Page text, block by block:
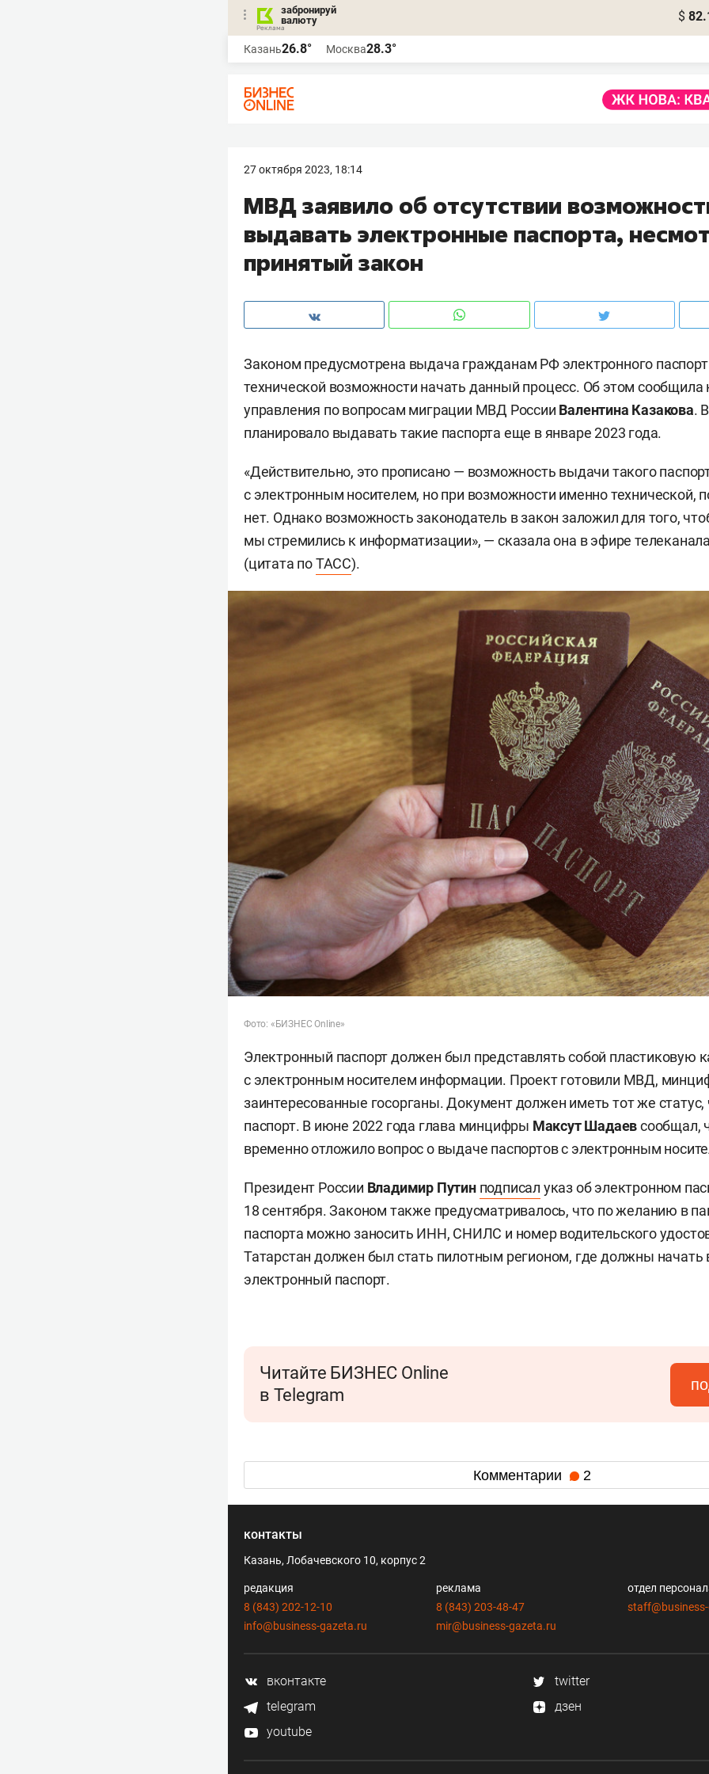
забронируй
валюту
$
Казань26.8° Москва28.3°
27 октября 2023, 18:14
МВД заявило об отсутствии
выдавать электронные паспорта,
принятый закон
Законом предусмотрена выдача гражданам РФ электронного
технической возможности начать данный процесс. Об этом сообщила
управления по вопросам миграции МВД России Валентина Казакова.
планировало выдавать такие паспорта еще в январе 2023 года.
«Действительно, это прописано — возможность выдачи такого
с электронным носителем, но при возможности именно технической,
нет. Однако возможность законодатель в закон заложил для того,
мы стремились к информатизации», — сказала она в эфире
(цитата поТАСС).
Фото: «БИЗНЕС Online»
Электронный паспорт должен был представлять собой пластиковую
с электронным носителем информации. Проект готовили МВД,
заинтересованные госорганы. Документ должен иметь тот же
паспорт. В июне 2022 года глава минцифры Максут Шадаевсообщал,
временно отложило вопрос о выдаче паспортов с электронным
Президент России Владимир Путин подписал указ об электронном
18 сентября. Законом также предусматривалось, что по желанию в
паспорта можно заносить ИНН, СНИЛС и номер водительского
Татарстан должен был стать пилотным регионом, где должны начать
электронный паспорт.
Читайте БИЗНЕС Online
в Telegram
Комментарии 2
контакты
Казань, Лобачевского 10, корпус 2
редакция
8 (843) 202-12-10
info@business-gazeta.ru
реклама
8 (843) 203-48-47
mir@business-gazeta.ru
отдел
вконтакте
twitter
telegram
дзен
youtube